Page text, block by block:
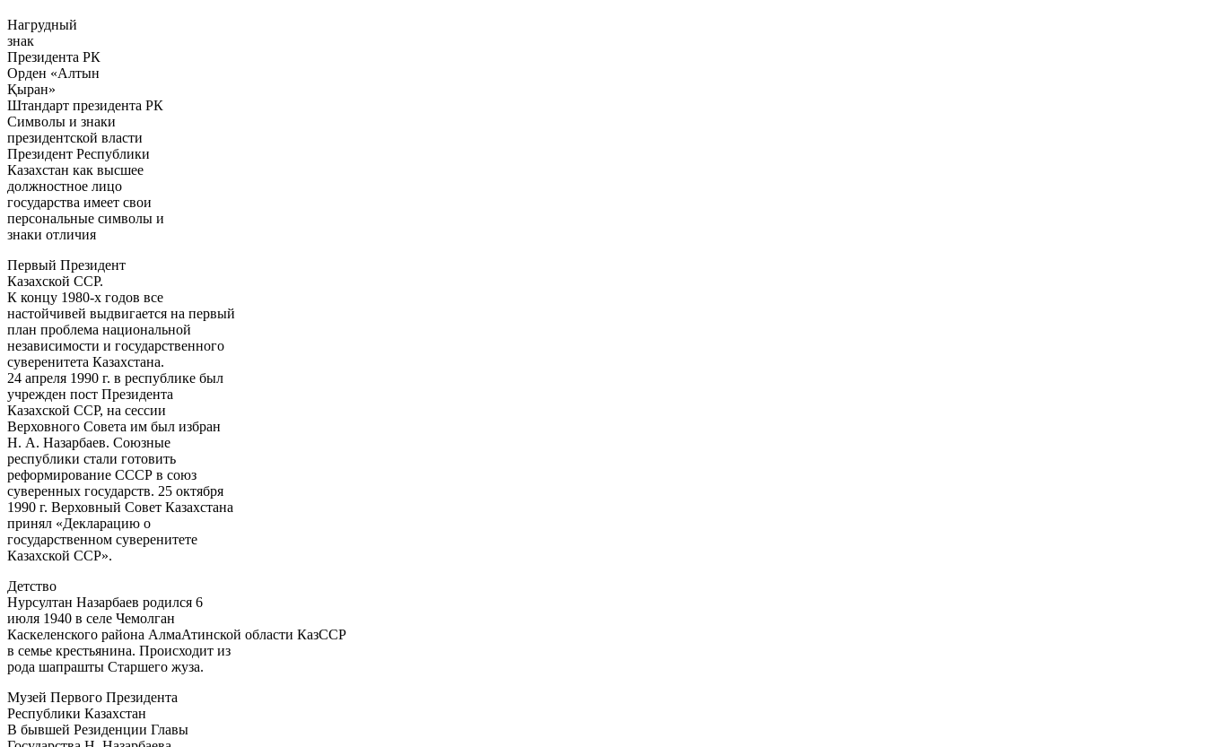
Нагрудный
знак
Президента РК
Орден «Алтын
Қыран»
Штандарт президента РК
Символы и знаки
президентской власти
Президент Республики
Казахстан как высшее
должностное лицо
государства имеет свои
персональные символы и
знаки отличия
Первый Президент
Казахской ССР.
К концу 1980-х годов все
настойчивей выдвигается на первый
план проблема национальной
независимости и государственного
суверенитета Казахстана.
24 апреля 1990 г. в республике был
учрежден пост Президента
Казахской ССР, на сессии
Верховного Совета им был избран
Н. А. Назарбаев. Союзные
республики стали готовить
реформирование СССР в союз
суверенных государств. 25 октября
1990 г. Верховный Совет Казахстана
принял «Декларацию о
государственном суверенитете
Казахской ССР».
Детство
Нурсултан Назарбаев родился 6
июля 1940 в селе Чемолган
Каскеленского района АлмаАтинской области КазССР
в семье крестьянина. Происходит из
рода шапрашты Старшего жуза.
Музей Первого Президента
Республики Казахстан
В бывшей Резиденции Главы